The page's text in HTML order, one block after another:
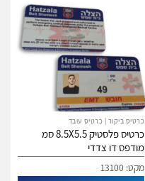
כרטיס ביקור | כרטיס עובד
כרטיס פלסטיק 8.5X5.5 סמ
מודפס דו צדדי
מקט: 13100